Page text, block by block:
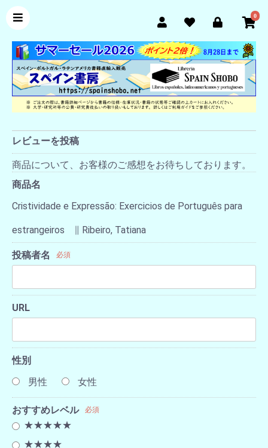
0
レビューを投稿
商品について、お客様のご感想をお待ちしております。
商品名
Cristividade e Expressão: Exercicios de Português para
estrangeiros ∥ Ribeiro, Tatiana
投稿者名 必須
URL
性別
男性
女性
おすすめレベル 必須
★★★★★
★★★★